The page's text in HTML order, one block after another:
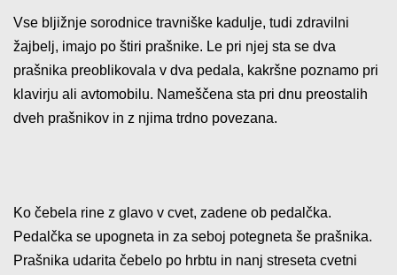
Vse bljižnje sorodnice travniške kadulje, tudi zdravilni
žajbelj, imajo po štiri prašnike. Le pri njej sta se dva
prašnika preoblikovala v dva pedala, kakršne poznamo pri
klavirju ali avtomobilu. Nameščena sta pri dnu preostalih
dveh prašnikov in z njima trdno povezana.
Ko čebela rine z glavo v cvet, zadene ob pedalčka.
Pedalčka se upogneta in za seboj potegneta še prašnika.
Prašnika udarita čebelo po hrbtu in nanj streseta cvetni